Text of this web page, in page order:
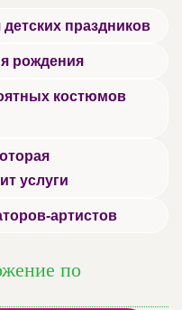
праздников
рождения
костюмов
услуги
артистов
по